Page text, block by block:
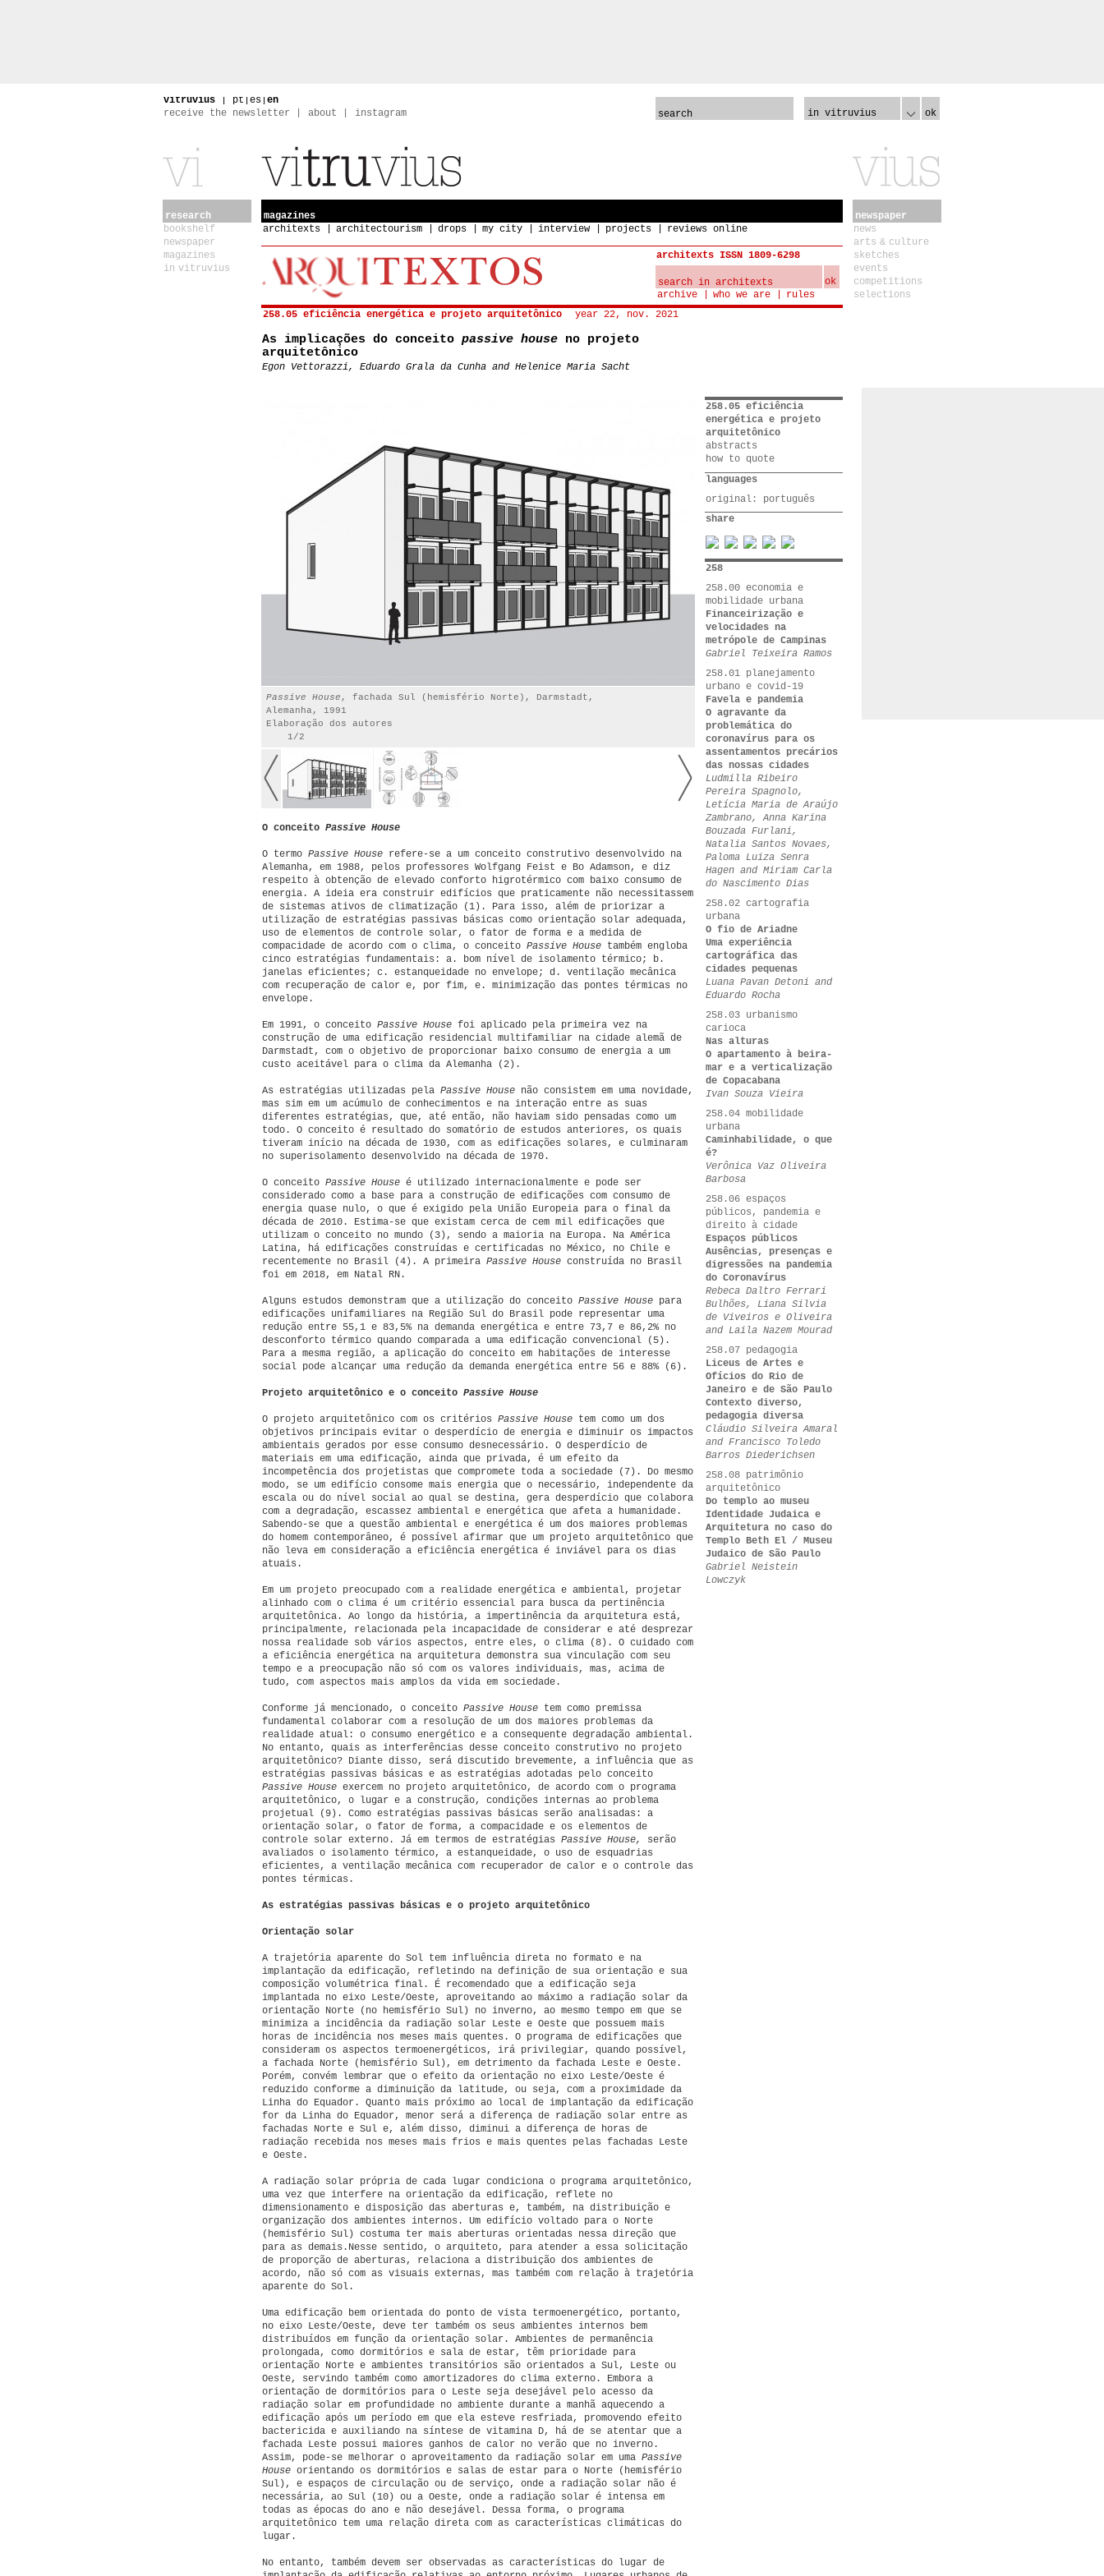
vitruvius | pt | es | en
receive the newsletter
about instagram in vitruvius ok
research
bookshelf
newspaper
magazines
in vitruvius
magazines
architexts
architectourism drops my city interview projects reviews online
architexts ISSN 1809-6298
ok
archive
who we are
rules
258.05 eficiência energética e projeto arquitetônico
year 22, nov. 2021
As implicações do conceito passive house no projeto
arquitetônico
Egon Vettorazzi, Eduardo Grala da Cunha and Helenice Maria Sacht
Passive House , fachada Sul (hemisfério Norte), Darmstadt,
Alemanha, 1991
Elaboração dos autores
1/2
O conceito Passive House
O termo Passive House refere-se a um conceito construtivo desenvolvido na
Alemanha, em 1988, pelos professores Wolfgang Feist e Bo Adamson, e diz
respeito à obtenção de elevado conforto higrotérmico com baixo consumo de
energia. A ideia era construir edifícios que praticamente não necessitassem
de sistemas ativos de climatização (1). Para isso, além de priorizar a
utilização de estratégias passivas básicas como orientação solar adequada,
uso de elementos de controle solar, o fator de forma e a medida de
compacidade de acordo com o clima, o conceito Passive House também engloba
cinco estratégias fundamentais: a. bom nível de isolamento térmico; b.
janelas eficientes; c. estanqueidade no envelope; d. ventilação mecânica
com recuperação de calor e, por fim, e. minimização das pontes térmicas no
envelope.
Em 1991, o conceito Passive House foi aplicado pela primeira vez na
construção de uma edificação residencial multifamiliar na cidade alemã de
Darmstadt, com o objetivo de proporcionar baixo consumo de energia a um
custo aceitável para o clima da Alemanha (2).
As estratégias utilizadas pela Passive House não consistem em uma novidade,
mas sim em um acúmulo de conhecimentos e na interação entre as suas
diferentes estratégias, que, até então, não haviam sido pensadas como um
todo. O conceito é resultado do somatório de estudos anteriores, os quais
tiveram início na década de 1930, com as edificações solares, e culminaram
no superisolamento desenvolvido na década de 1970.
O conceito Passive House é utilizado internacionalmente e pode ser
considerado como a base para a construção de edificações com consumo de
energia quase nulo, o que é exigido pela União Europeia para o final da
década de 2010. Estima-se que existam cerca de cem mil edificações que
utilizam o conceito no mundo (3), sendo a maioria na Europa. Na América
Latina, há edificações construídas e certificadas no México, no Chile e
recentemente no Brasil (4). A primeira Passive House construída no Brasil
foi em 2018, em Natal RN.
Alguns estudos demonstram que a utilização do conceito Passive House para
edificações unifamiliares na Região Sul do Brasil pode representar uma
redução entre 55,1 e 83,5% na demanda energética e entre 73,7 e 86,2% no
desconforto térmico quando comparada a uma edificação convencional (5).
Para a mesma região, a aplicação do conceito em habitações de interesse
social pode alcançar uma redução da demanda energética entre 56 e 88% (6).
Projeto arquitetônico e o conceito Passive House
O projeto arquitetônico com os critérios Passive House tem como um dos
objetivos principais evitar o desperdício de energia e diminuir os impactos
ambientais gerados por esse consumo desnecessário. O desperdício de
materiais em uma edificação, ainda que privada, é um efeito da
incompetência dos projetistas que compromete toda a sociedade (7). Do mesmo
modo, se um edifício consome mais energia que o necessário, independente da
escala ou do nível social ao qual se destina, gera desperdício que colabora
com a degradação, escassez ambiental e energética que afeta a humanidade.
Sabendo-se que a questão ambiental e energética é um dos maiores problemas
do homem contemporâneo, é possível afirmar que um projeto arquitetônico que
não leva em consideração a eficiência energética é inviável para os dias
atuais.
Em um projeto preocupado com a realidade energética e ambiental, projetar
alinhado com o clima é um critério essencial para busca da pertinência
arquitetônica. Ao longo da história, a impertinência da arquitetura está,
principalmente, relacionada pela incapacidade de considerar e até desprezar
nossa realidade sob vários aspectos, entre eles, o clima (8). O cuidado com
a eficiência energética na arquitetura demonstra sua vinculação com seu
tempo e a preocupação não só com os valores individuais, mas, acima de
tudo, com aspectos mais amplos da vida em sociedade.
Conforme já mencionado, o conceito Passive House tem como premissa
fundamental colaborar com a resolução de um dos maiores problemas da
realidade atual: o consumo energético e a consequente degradação ambiental.
No entanto, quais as interferências desse conceito construtivo no projeto
arquitetônico? Diante disso, será discutido brevemente, a influência que as
estratégias passivas básicas e as estratégias adotadas pelo conceito
Passive House exercem no projeto arquitetônico, de acordo com o programa
arquitetônico, o lugar e a construção, condições internas ao problema
projetual (9). Como estratégias passivas básicas serão analisadas: a
orientação solar, o fator de forma, a compacidade e os elementos de
controle solar externo. Já em termos de estratégias Passive House,
serão
avaliados o isolamento térmico, a estanqueidade, o uso de esquadrias
eficientes, a ventilação mecânica com recuperador de calor e o controle das
pontes térmicas.
As estratégias passivas básicas e o projeto arquitetônico
Orientação solar
A trajetória aparente do Sol tem influência direta no formato e na
implantação da edificação, refletindo na definição de sua orientação e sua
composição volumétrica final. É recomendado que a edificação seja
implantada no eixo Leste/Oeste, aproveitando ao máximo a radiação solar da
orientação Norte (no hemisfério Sul) no inverno, ao mesmo tempo em que se
minimiza a incidência da radiação solar Leste e Oeste que possuem mais
horas de incidência nos meses mais quentes. O programa de edificações que
consideram os aspectos termoenergéticos, irá privilegiar, quando possível,
a fachada Norte (hemisfério Sul), em detrimento da fachada Leste e Oeste.
Porém, convém lembrar que o efeito da orientação no eixo Leste/Oeste é
reduzido conforme a diminuição da latitude, ou seja, com a proximidade da
Linha do Equador. Quanto mais próximo ao local de implantação da edificação
for da Linha do Equador, menor será a diferença de radiação solar entre as
fachadas Norte e Sul e, além disso, diminui a diferença de horas de
radiação recebida nos meses mais frios e mais quentes pelas fachadas Leste
e Oeste.
A radiação solar própria de cada lugar condiciona o programa arquitetônico,
uma vez que interfere na orientação da edificação, reflete no
dimensionamento e disposição das aberturas e, também, na distribuição e
organização dos ambientes internos. Um edifício voltado para o Norte
(hemisfério Sul) costuma ter mais aberturas orientadas nessa direção que
para as demais.Nesse sentido, o arquiteto, para atender a essa solicitação
de proporção de aberturas, relaciona a distribuição dos ambientes de
acordo, não só com as visuais externas, mas também com relação à trajetória
aparente do Sol.
Uma edificação bem orientada do ponto de vista termoenergético, portanto,
no eixo Leste/Oeste, deve ter também os seus ambientes internos bem
distribuídos em função da orientação solar. Ambientes de permanência
prolongada, como dormitórios e sala de estar, têm prioridade para
orientação Norte e ambientes transitórios são orientados a Sul, Leste ou
Oeste, servindo também como amortizadores do clima externo. Embora a
orientação de dormitórios para o Leste seja desejável pelo acesso da
radiação solar em profundidade no ambiente durante a manhã aquecendo a
edificação após um período em que ela esteve resfriada, promovendo efeito
bactericida e auxiliando na síntese de vitamina D, há de se atentar que a
fachada Leste possui maiores ganhos de calor no verão que no inverno.
Assim, pode-se melhorar o aproveitamento da radiação solar em uma Passive
House orientando os dormitórios e salas de estar para o Norte (hemisfério
Sul), e espaços de circulação ou de serviço, onde a radiação solar não é
necessária, ao Sul (10) ou a Oeste, onde a radiação solar é intensa em
todas as épocas do ano e não desejável. Dessa forma, o programa
arquitetônico tem uma relação direta com as características climáticas do
lugar.
No entanto, também devem ser observadas as características do lugar de
258.05 eficiência
energética e projeto
arquitetônico
abstracts
how to quote
languages
original: português
share
258
258.00 economia e
mobilidade urbana
Financeirização e
velocidades na
metrópole de Campinas
Gabriel Teixeira Ramos
258.01 planejamento
urbano e covid-19
Favela e pandemia
O agravante da
problemática do
coronavírus para os
assentamentos precários
das nossas cidades
Ludmilla Ribeiro
Pereira Spagnolo,
Letícia Maria de Araújo
Zambrano, Anna Karina
Bouzada Furlani,
Natalia Santos Novaes,
Paloma Luiza Senra
Hagen and Miriam Carla
do Nascimento Dias
258.02 cartografia
urbana
O fio de Ariadne
Uma experiência
cartográfica das
cidades pequenas
Luana Pavan Detoni and
Eduardo Rocha
258.03 urbanismo
carioca
Nas alturas
O apartamento à beira-
mar e a verticalização
de Copacabana
Ivan Souza Vieira
258.04 mobilidade
urbana
Caminhabilidade, o que
é?
Verônica Vaz Oliveira
Barbosa
258.06 espaços
públicos, pandemia e
direito à cidade
Espaços públicos
Ausências, presenças e
digressões na pandemia
do Coronavírus
Rebeca Daltro Ferrari
Bulhões, Liana Silvia
de Viveiros e Oliveira
and Laila Nazem Mourad
258.07 pedagogia
Liceus de Artes e
Ofícios do Rio de
Janeiro e de São Paulo
Contexto diverso,
pedagogia diversa
Cláudio Silveira Amaral
and Francisco Toledo
Barros Diederichsen
258.08 patrimônio
arquitetônico
Do templo ao museu
Identidade Judaica e
Arquitetura no caso do
Templo Beth El / Museu
Judaico de São Paulo
Gabriel Neistein
Lowczyk
newspaper
news
arts & culture
sketches
events
competitions
selections